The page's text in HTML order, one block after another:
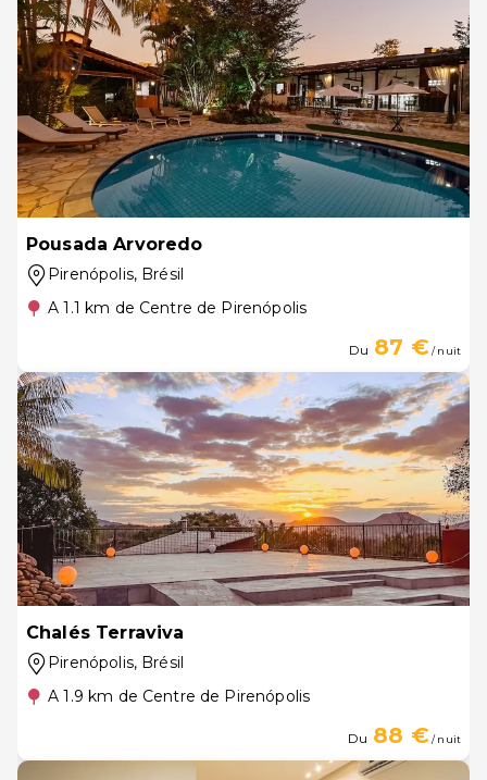
Pousada Arvoredo
Pirenópolis, Brésil
A 1.1 km de Centre de Pirenópolis
Du 87 €/ nuit
Chalés Terraviva
Pirenópolis, Brésil
A 1.9 km de Centre de Pirenópolis
Du 88 €/ nuit